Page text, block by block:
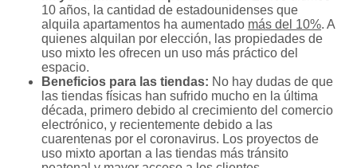
10 años, la cantidad de estadounidenses que
alquila apartamentos ha aumentado más del 10%. A
quienes alquilan por elección, las propiedades de
uso mixto les ofrecen un uso más práctico del
espacio.
Beneficios para las tiendas: No hay dudas de que
las tiendas físicas han sufrido mucho en la última
década, primero debido al crecimiento del comercio
electrónico, y recientemente debido a las
cuarentenas por el coronavirus. Los proyectos de
uso mixto aportan a las tiendas más tránsito